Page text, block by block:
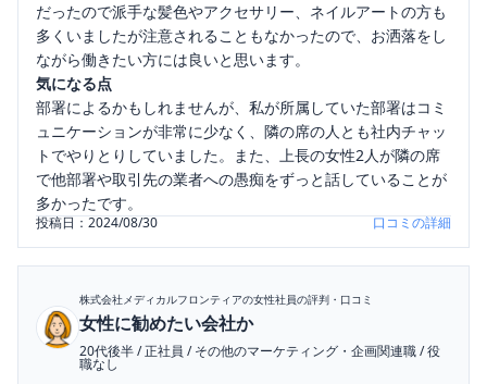
だったので派手な髪色やアクセサリー、ネイルアートの方も
多くいましたが注意されることもなかったので、お洒落をし
ながら働きたい方には良いと思います。
気になる点
部署によるかもしれませんが、私が所属していた部署はコミ
ュニケーションが非常に少なく、隣の席の人とも社内チャッ
トでやりとりしていました。また、上長の女性2人が隣の席
で他部署や取引先の業者への愚痴をずっと話していることが
多かったです。
投稿日：2024/08/30 口コミの詳細
株式会社メディカルフロンティアの女性社員の評判・口コミ
女性に勧めたい会社か
20代後半/正社員 /その他のマーケティング・企画関連職/役
職なし